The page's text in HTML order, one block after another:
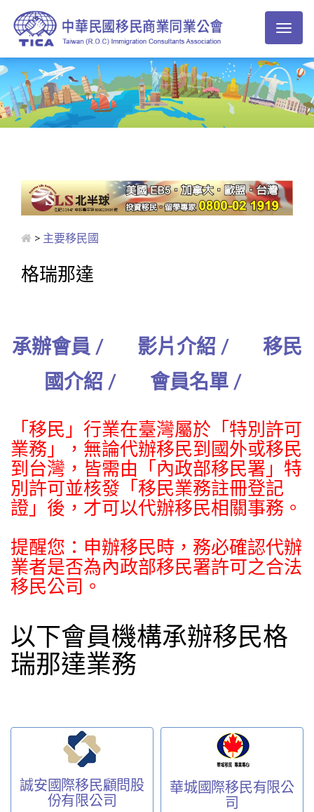
> 主要移民國
格瑞那達
承辦會員 / 影片介紹 /
移民
國介紹 /
會員名單 /
「移民」行業在臺灣屬於「特別許可
業務」，無論代辦移民到國外或移民
到台灣，皆需由「內政部移民署」特
別許可並核發「移民業務註冊登記
證」後，才可以代辦移民相關事務。
提醒您：申辦移民時，務必確認代辦
業者是否為內政部移民署許可之合法
移民公司。
以下會員機構承辦移民格
瑞那達業務
誠安國際移民顧問股
份有限公司
華城國際移民有限公
司